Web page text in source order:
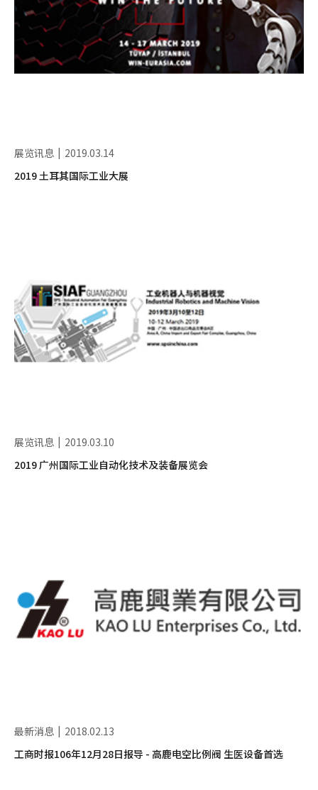
展览讯息
2019.03.14
2019 土耳其国际工业大展
展览讯息
2019.03.10
2019 广州国际工业自动化技术及装备展览会
最新消息
2018.02.13
工商时报106年12月28日报导 - 高鹿电空比例阀 生医设备首选